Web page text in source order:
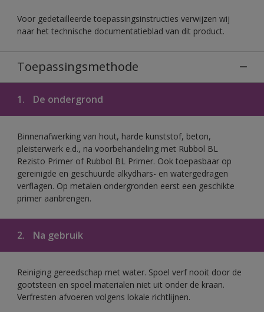
Voor gedetailleerde toepassingsinstructies verwijzen wij
naar het technische documentatieblad van dit product.
Toepassingsmethode
1. De ondergrond
Binnenafwerking van hout, harde kunststof, beton,
pleisterwerk e.d., na voorbehandeling met Rubbol BL
Rezisto Primer of Rubbol BL Primer. Ook toepasbaar op
gereinigde en geschuurde alkydhars- en watergedragen
verflagen. Op metalen ondergronden eerst een geschikte
primer aanbrengen.
2. Na gebruik
Reiniging gereedschap met water. Spoel verf nooit door de
gootsteen en spoel materialen niet uit onder de kraan.
Verfresten afvoeren volgens lokale richtlijnen.